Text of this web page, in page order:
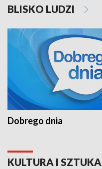
BLISKO LUDZI
Dobrego dnia
KULTURA I SZTUKA